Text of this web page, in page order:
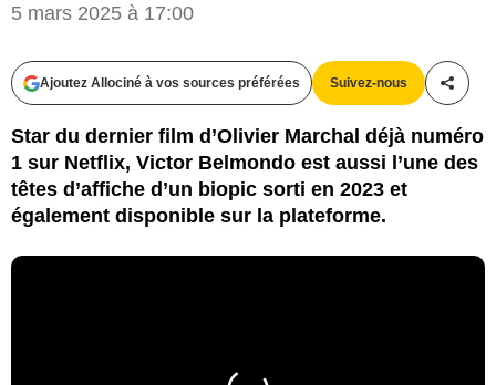
5 mars 2025 à 17:00
Ajoutez Allociné à vos sources préférées Suivez-nous
Star du dernier film d’Olivier Marchal déjà numéro
1 sur Netflix, Victor Belmondo est aussi l’une des
têtes d’affiche d’un biopic sorti en 2023 et
également disponible sur la plateforme.